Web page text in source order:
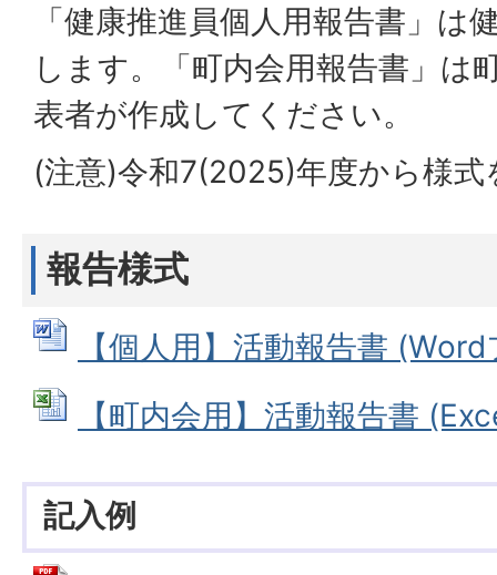
「健康推進員個人用報告書」は
します。「町内会用報告書」は
表者が作成してください。
(注意)令和7(2025)年度から様
報告様式
【個人用】活動報告書
【町内会用】活動報告書
記入例